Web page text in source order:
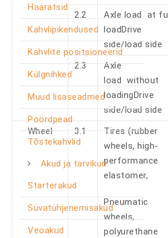
Haaratsid
Kahvlipikendused
Kahvlite positsioneerid
Külgnihked
Muud lisaseadmed
Pöördpead
Tõstekahvlid
Akud ja tarvikud
Starterakud
Süvatühjenemisakud
Veoakud
2.2
Axle load at full
loadDrive
side/load side
2.3
Axle
load without
loadingDrive
side/load side
Wheel 3.1
Tires (rubber
wheels, high-
performance
elastomer,
Pneumatic
wheels,
polyurethane